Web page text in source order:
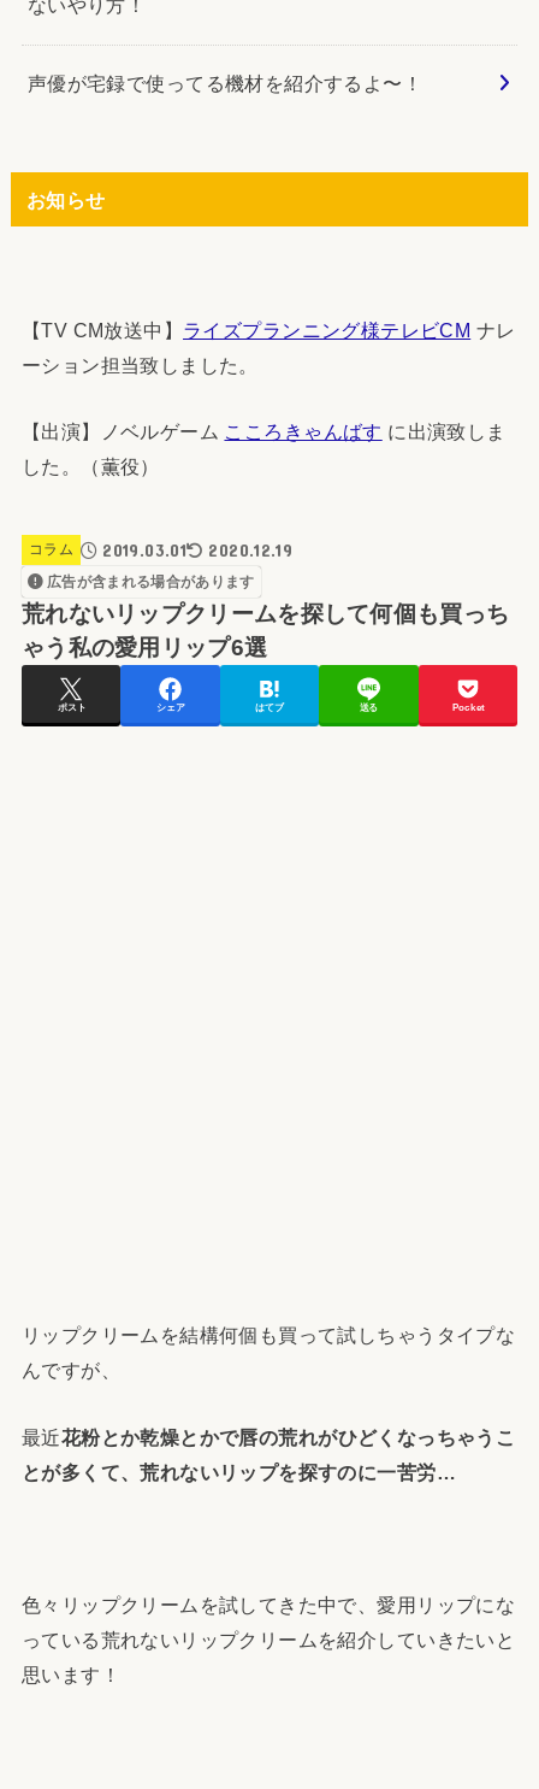
ないやり方！
声優が宅録で使ってる機材を紹介するよ〜！
お知らせ
【TV CM放送中】 ライズプランニング様テレビCM ナレ
ーション担当致しました。
【出演】ノベルゲーム こころきゃんばす に出演致しま
した。（薫役）
コラム 2019.03.01 2020.12.19
広告が含まれる場合があります
荒れないリップクリームを探して何個も買っち
ゃう私の愛用リップ6選
ポスト シェア はてブ 送る Pocket
リップクリームを結構何個も買って試しちゃうタイプな
んですが、
最近花粉とか乾燥とかで唇の荒れがひどくなっちゃうこ
とが多くて、荒れないリップを探すのに一苦労…
色々リップクリームを試してきた中で、愛用リップにな
っている荒れないリップクリームを紹介していきたいと
思います！